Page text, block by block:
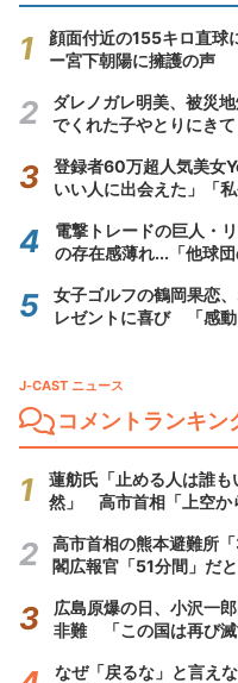
顔面付近の155キロ直球
ー宮下朝陽に擁護の声
ダレノガレ明美、被災
でくれた子やとりにき
登録者60万超人気美女
いい人に出会えた」「
電撃トレードの巨人・
の存在感薄れ...「他球
女子ゴルフの鶴岡果恋
レゼントに喜び 「感動
J-CAST ニュース
コメントランキン
蓮舫氏「止める人は誰
然」 高市首相「上空か
高市首相の熊本避難所
閣広報官「51分間」だ
広島原爆の日、小沢一
非難 「この国は再び滅
なぜ「戻るな」と言え